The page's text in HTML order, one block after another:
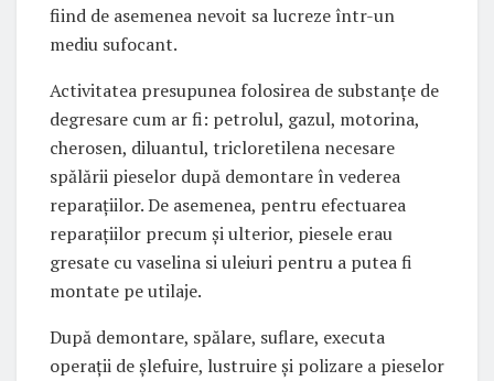
fiind de asemenea nevoit sa lucreze într-un
mediu sufocant.
Activitatea presupunea folosirea de substanţe de
degresare cum ar fi: petrolul, gazul, motorina,
cherosen, diluantul, tricloretilena necesare
spălării pieselor după demontare în vederea
reparaţiilor. De asemenea, pentru efectuarea
reparaţiilor precum şi ulterior, piesele erau
gresate cu vaselina si uleiuri pentru a putea fi
montate pe utilaje.
După demontare, spălare, suflare, executa
operaţii de şlefuire, lustruire şi polizare a pieselor